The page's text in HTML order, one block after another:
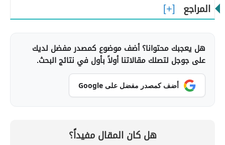
المراجع
هل يعجبك محتوانا؟ أضف موضوع كمصدر مفضل لديك
على جوجل لتصلك مقالاتنا أولاً بأول في نتائج البحث.
أضف كمصدر مفضل على Google
هل كان المقال مفيداً؟